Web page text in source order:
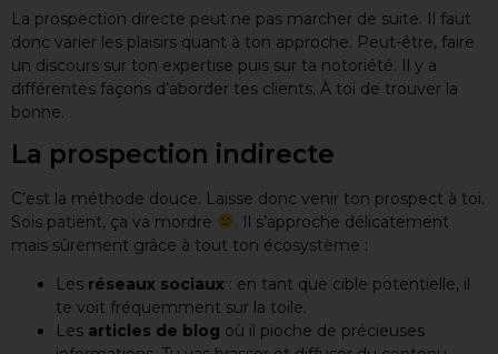
La prospection directe peut ne pas marcher de suite. Il faut
donc varier les plaisirs quant à ton approche. Peut-être, faire
un discours sur ton expertise puis sur ta notoriété. Il y a
différentes façons d’aborder tes clients. À toi de trouver la
bonne.
La prospection indirecte
C’est la méthode douce. Laisse donc venir ton prospect à toi.
Sois patient, ça va mordre
. Il s’approche délicatement
mais sûrement grâce à tout ton écosystème :
Les réseaux sociaux : en tant que cible potentielle, il
te voit fréquemment sur la toile.
Les articles de blog où il pioche de précieuses